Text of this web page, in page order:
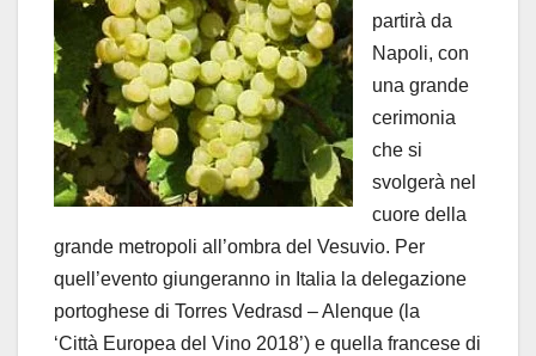
partirà da
Napoli, con
una grande
cerimonia
che si
svolgerà nel
cuore della
grande metropoli all’ombra del Vesuvio. Per
quell’evento giungeranno in Italia la delegazione
portoghese di Torres Vedrasd – Alenque (la
‘Città Europea del Vino 2018’) e quella francese di